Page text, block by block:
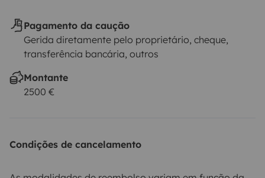
Pagamento da caução
Gerida diretamente pelo proprietário, cheque,
transferência bancária, outros
Montante
2500 €
Condições de cancelamento